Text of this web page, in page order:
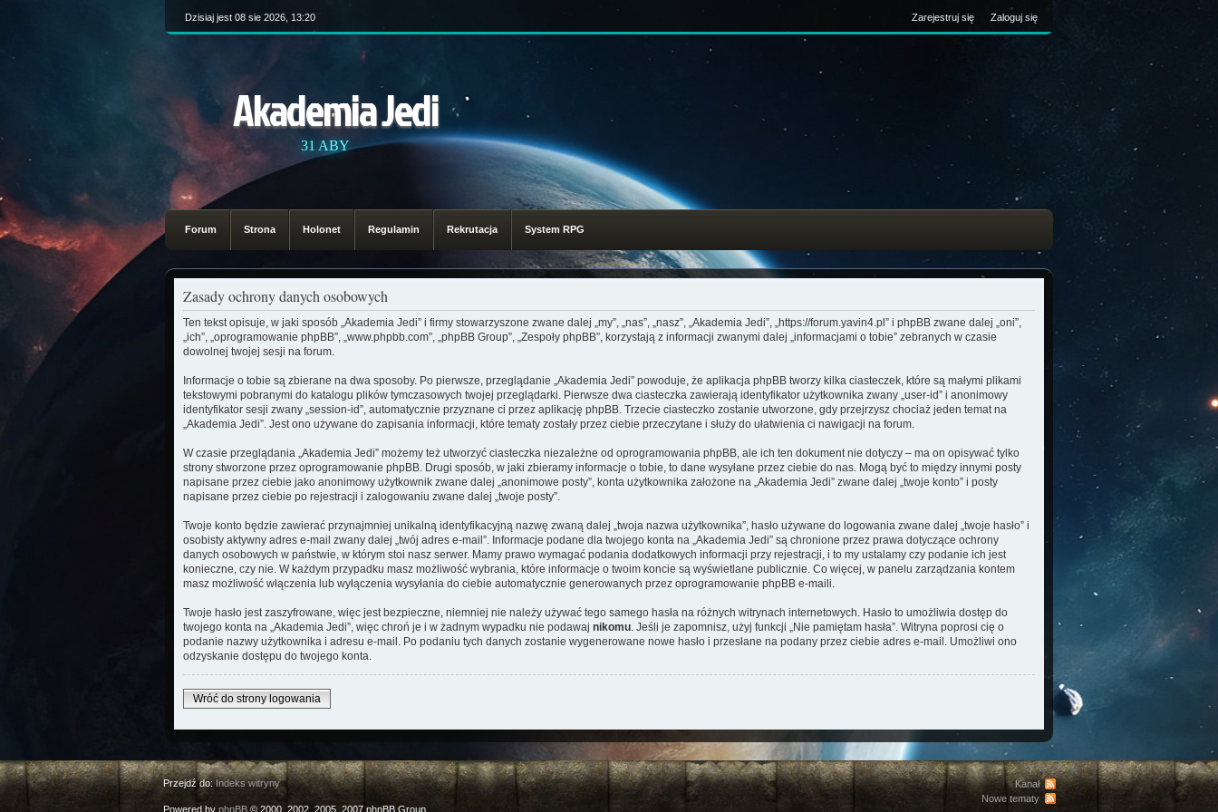
Dzisiaj jest 08 sie 2026, 13:20 Zarejestruj się Zaloguj się
Akademia Jedi
31 ABY
Forum Strona Holonet Regulamin Rekrutacja System RPG
Zasady ochrony danych osobowych
Ten tekst opisuje, w jaki sposób „Akademia Jedi” i firmy stowarzyszone zwane dalej „my”, „nas”, „nasz”, „Akademia Jedi”, „https://forum.yavin4.pl” i phpBB zwane dalej „oni”,
„ich”, „oprogramowanie phpBB”, „www.phpbb.com”, „phpBB Group”, „Zespoły phpBB”, korzystają z informacji zwanymi dalej „informacjami o tobie” zebranych w czasie
dowolnej twojej sesji na forum.
Informacje o tobie są zbierane na dwa sposoby. Po pierwsze, przeglądanie „Akademia Jedi” powoduje, że aplikacja phpBB tworzy kilka ciasteczek, które są małymi plikami
tekstowymi pobranymi do katalogu plików tymczasowych twojej przeglądarki. Pierwsze dwa ciasteczka zawierają identyfikator użytkownika zwany „user-id” i anonimowy
identyfikator sesji zwany „session-id”, automatycznie przyznane ci przez aplikację phpBB. Trzecie ciasteczko zostanie utworzone, gdy przejrzysz chociaż jeden temat na
„Akademia Jedi”. Jest ono używane do zapisania informacji, które tematy zostały przez ciebie przeczytane i służy do ułatwienia ci nawigacji na forum.
W czasie przeglądania „Akademia Jedi” możemy też utworzyć ciasteczka niezależne od oprogramowania phpBB, ale ich ten dokument nie dotyczy – ma on opisywać tylko
strony stworzone przez oprogramowanie phpBB. Drugi sposób, w jaki zbieramy informacje o tobie, to dane wysyłane przez ciebie do nas. Mogą być to między innymi posty
napisane przez ciebie jako anonimowy użytkownik zwane dalej „anonimowe posty”, konta użytkownika założone na „Akademia Jedi” zwane dalej „twoje konto” i posty
napisane przez ciebie po rejestracji i zalogowaniu zwane dalej „twoje posty”.
Twoje konto będzie zawierać przynajmniej unikalną identyfikacyjną nazwę zwaną dalej „twoja nazwa użytkownika”, hasło używane do logowania zwane dalej „twoje hasło” i
osobisty aktywny adres e-mail zwany dalej „twój adres e-mail”. Informacje podane dla twojego konta na „Akademia Jedi” są chronione przez prawa dotyczące ochrony
danych osobowych w państwie, w którym stoi nasz serwer. Mamy prawo wymagać podania dodatkowych informacji przy rejestracji, i to my ustalamy czy podanie ich jest
konieczne, czy nie. W każdym przypadku masz możliwość wybrania, które informacje o twoim koncie są wyświetlane publicznie. Co więcej, w panelu zarządzania kontem
masz możliwość włączenia lub wyłączenia wysyłania do ciebie automatycznie generowanych przez oprogramowanie phpBB e-maili.
Twoje hasło jest zaszyfrowane, więc jest bezpieczne, niemniej nie należy używać tego samego hasła na różnych witrynach internetowych. Hasło to umożliwia dostęp do
twojego konta na „Akademia Jedi”, więc chroń je i w żadnym wypadku nie podawaj nikomu . Jeśli je zapomnisz, użyj funkcji „Nie pamiętam hasła”. Witryna poprosi cię o
podanie nazwy użytkownika i adresu e-mail. Po podaniu tych danych zostanie wygenerowane nowe hasło i przesłane na podany przez ciebie adres e-mail. Umożliwi ono
odzyskanie dostępu do twojego konta.
Wróć do strony logowania
Przejdź do:Indeks witryny
Powered by phpBB© 2000, 2002, 2005, 2007 phpBB Group.
Kanał
Nowe tematy